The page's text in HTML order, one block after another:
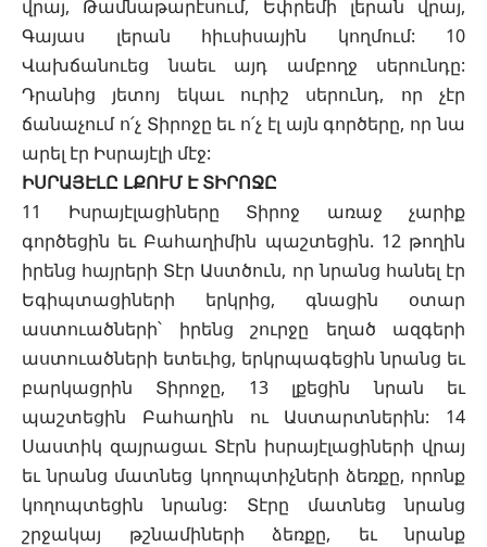
վրայ, Թամնաթարէսում, Եփրեմի լերան վրայ,
Գայաս լերան հիւսիսային կողմում: 10
Վախճանուեց նաեւ այդ ամբողջ սերունդը:
Դրանից յետոյ եկաւ ուրիշ սերունդ, որ չէր
ճանաչում ո՛չ Տիրոջը եւ ո՛չ էլ այն գործերը, որ նա
արել էր Իսրայէլի մէջ:
ԻՍՐԱՅԷԼԸ ԼՔՈՒՄ Է ՏԻՐՈՋԸ
11 Իսրայէլացիները Տիրոջ առաջ չարիք
գործեցին եւ Բահաղիմին պաշտեցին. 12 թողին
իրենց հայրերի Տէր Աստծուն, որ նրանց հանել էր
Եգիպտացիների երկրից, գնացին օտար
աստուածների՝ իրենց շուրջը եղած ազգերի
աստուածների ետեւից, երկրպագեցին նրանց եւ
բարկացրին Տիրոջը, 13 լքեցին նրան եւ
պաշտեցին Բահաղին ու Աստարտներին: 14
Սաստիկ զայրացաւ Տէրն իսրայէլացիների վրայ
եւ նրանց մատնեց կողոպտիչների ձեռքը, որոնք
կողոպտեցին նրանց: Տէրը մատնեց նրանց
շրջակայ թշնամիների ձեռքը, եւ նրանք